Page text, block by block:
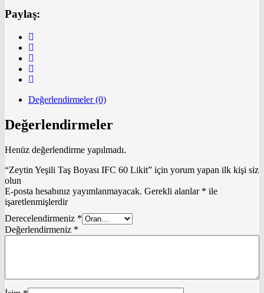
Paylaş:
Değerlendirmeler (0)
Değerlendirmeler
Henüz değerlendirme yapılmadı.
“Zeytin Yeşili Taş Boyası IFC 60 Likit” için yorum yapan ilk kişi siz
olun
E-posta hesabınız yayımlanmayacak. Gerekli alanlar * ile
işaretlenmişlerdir
Derecelendirmeniz *
Değerlendirmeniz *